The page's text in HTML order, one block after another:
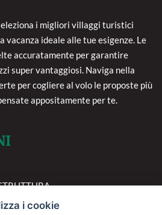
i migliori villaggi turistici
ideale alle tue esigenze. Le
accuratamente per garantire
super vantaggiosi. Naviga nella
per cogliere al volo le proposte più
appositamente per te.
i cookie